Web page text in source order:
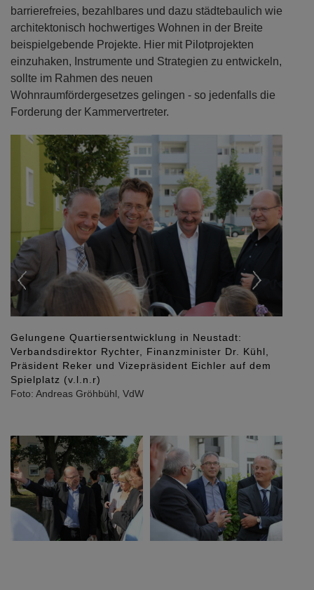
barrierefreies, bezahlbares und dazu städtebaulich wie
architektonisch hochwertiges Wohnen in der Breite
beispielgebende Projekte. Hier mit Pilotprojekten
einzuhaken, Instrumente und Strategien zu entwickeln,
sollte im Rahmen des neuen
Wohnraumfördergesetzes gelingen - so jedenfalls die
Forderung der Kammervertreter.
Gelungene Quartiersentwicklung in Neustadt:
Verbandsdirektor Rychter, Finanzminister Dr. Kühl,
Präsident Reker und Vizepräsident Eichler auf dem
Spielplatz (v.l.n.r)
Foto: Andreas Gröhbühl, VdW
Previous